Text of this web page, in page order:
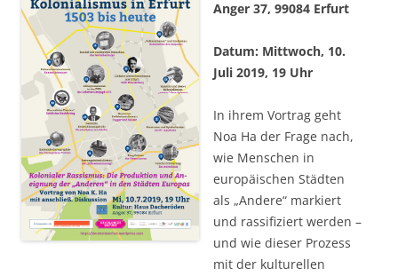
Anger 37, 99084 Erfurt
Datum: Mittwoch, 10.
Juli 2019, 19 Uhr
In ihrem Vortrag geht
Noa Ha der Frage nach,
wie Menschen in
europäischen Städten
als „Andere“ markiert
und rassifiziert werden –
und wie dieser Prozess
mit der kulturellen